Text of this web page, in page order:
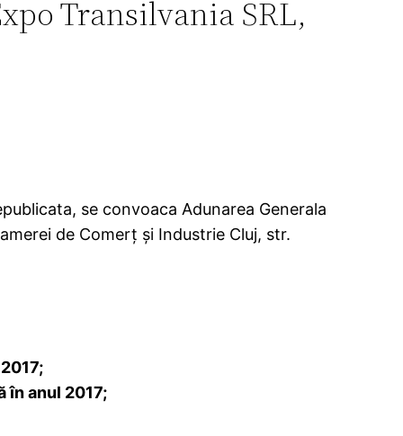
Transilvania SRL,
se convoaca Adunarea Generala
de Comerţ şi Industrie Cluj, str.
în anul 2017;